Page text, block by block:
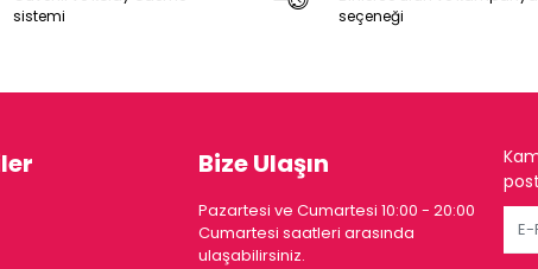
sistemi
seçeneği
Bize Ulaşın
Pazartesi ve Cumartesi 10:00 - 20:00
Cumartesi saatleri arasında
ulaşabilirsiniz.